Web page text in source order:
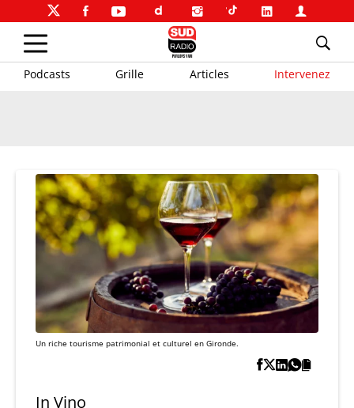
Podcasts Grille Articles Intervenez
Un riche tourisme patrimonial et culturel en Gironde.
In Vino